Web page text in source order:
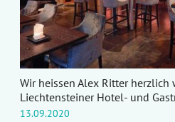
Wir heissen Alex Ritter
Liechtensteiner Hotel- und
13.09.2020